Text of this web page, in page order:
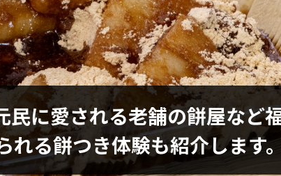
に愛される老舗の餅屋など
れる餅つき体験も紹介します